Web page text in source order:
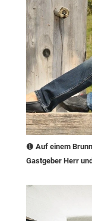
Auf einem
Gastgeber Herr